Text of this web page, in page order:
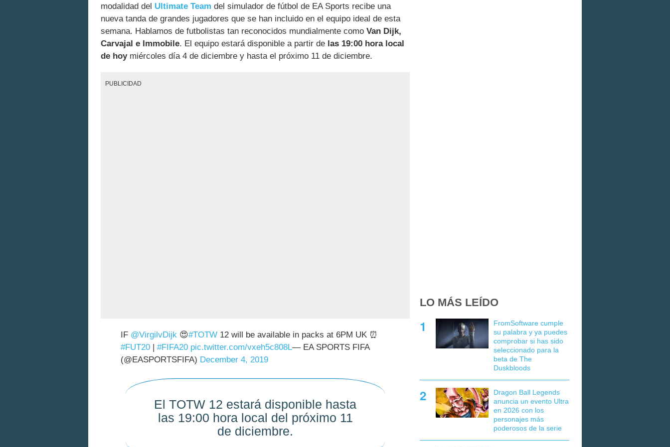
modalidad del Ultimate Team del simulador de fútbol de EA Sports recibe una
nueva tanda de grandes jugadores que se han incluido en el equipo ideal de esta
semana. Hablamos de futbolistas tan reconocidos mundialmente como Van Dijk,
Carvajal e Immobile. El equipo estará disponible a partir de las 19:00 hora local
de hoymiércoles día 4 de diciembre y hasta el próximo 11 de diciembre.
PUBLICIDAD
IF @VirgilvDijk 😍#TOTW 12 will be available in packs at 6PM UK ⏰
#FUT20
#FIFA20 pic.twitter.com/vxeh5c808L— EA SPORTS FIFA
(@EASPORTSFIFA) December 4, 2019
El TOTW 12 estará disponible hasta
las 19:00 hora local del próximo 11
de diciembre.
LO MÁS LEÍDO
FromSoftware cumple
su palabra y ya puedes
comprobar si has sido
seleccionado para la
beta de The
Duskbloods
Dragon Ball Legends
anuncia un evento Ultra
en 2026 con los
personajes más
poderosos de la serie